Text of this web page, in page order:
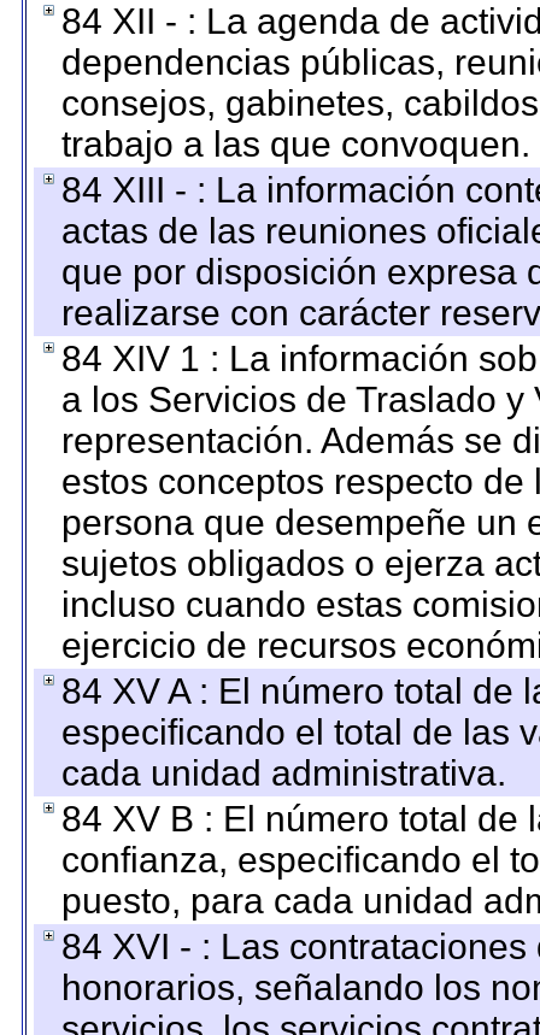
84 XII - : La agenda de
dependencias públicas,
consejos, gabinetes,
trabajo a las que convoquen.
84 XIII - : La información
actas de las reuniones
que por disposición expresa
realizarse con carácter
84 XIV 1 : La información
a los Servicios de Traslado
representación. Además se
estos conceptos respecto
persona que desempeñe un
sujetos obligados o ejerza
incluso cuando estas
ejercicio de recursos
84 XV A : El número total de
especificando el total de las
cada unidad administrativa.
84 XV B : El número total de
confianza, especificando el
puesto, para cada unidad
84 XVI - : Las
honorarios, señalando los